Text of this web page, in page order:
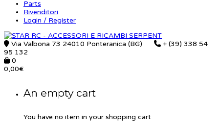
Parts
Rivenditori
Login / Register
Via Valbona 73 24010 Ponteranica (BG)
+ (39) 338 54
95 132
0
0,00€
An empty cart
You have no item in your shopping cart